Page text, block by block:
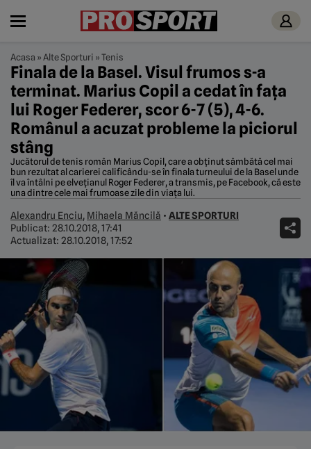
Acasa »Alte Sporturi »Tenis
Finala de la Basel. Visul frumos s-a
terminat. Marius Copil a cedat în fața
lui Roger Federer, scor 6-7 (5), 4-6.
Românul a acuzat probleme la piciorul
stâng
Jucătorul de tenis român Marius Copil, care a obținut sâmbătă cel mai
bun rezultat al carierei calificându-se în finala turneului de la Basel unde
îl va întâlni pe elvețianul Roger Federer, a transmis, pe Facebook, că este
una dintre cele mai frumoase zile din viața lui.
Alexandru Enciu, Mihaela Măncilă • ALTE SPORTURI
Publicat: 28.10.2018, 17:41
Actualizat: 28.10.2018, 17:52